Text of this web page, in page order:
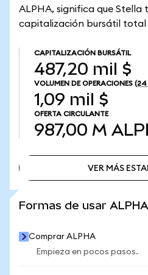
ALPHA, significa que Stella
capitalización bursátil total
CAPITALIZACIÓN BURSÁTIL
487,20 mil $
VOLUMEN DE OPERACIONES (24
1,09 mil $
OFERTA CIRCULANTE
987,00 M
VER MÁS
Formas de usar
Comprar ALPHA
Empieza en pocos pasos.